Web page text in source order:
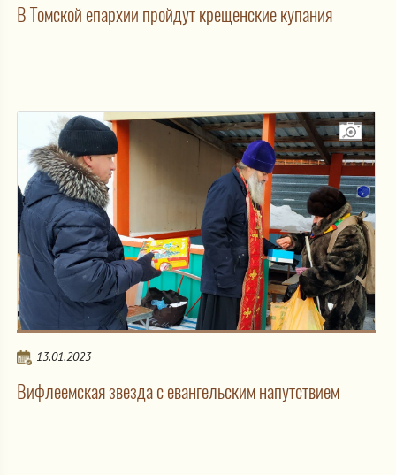
В Томской епархии пройдут крещенские купания
13.01.2023
Вифлеемская звезда с евангельским напутствием